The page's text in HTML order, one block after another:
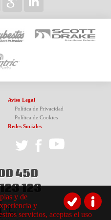
Aviso Legal
Política de Privacidad
Política de Cookies
Redes Sociales
450
123
y de
y
servicios, aceptas el uso